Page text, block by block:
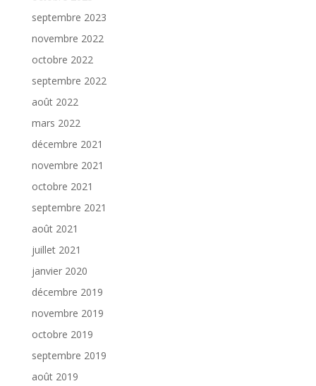
septembre 2023
novembre 2022
octobre 2022
septembre 2022
août 2022
mars 2022
décembre 2021
novembre 2021
octobre 2021
septembre 2021
août 2021
juillet 2021
janvier 2020
décembre 2019
novembre 2019
octobre 2019
septembre 2019
août 2019